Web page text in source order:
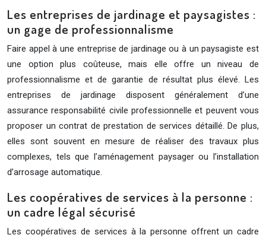
Les entreprises de jardinage et paysagistes :
un gage de professionnalisme
Faire appel à une entreprise de jardinage ou à un paysagiste est
une option plus coûteuse, mais elle offre un niveau de
professionnalisme et de garantie de résultat plus élevé. Les
entreprises de jardinage disposent généralement d’une
assurance responsabilité civile professionnelle et peuvent vous
proposer un contrat de prestation de services détaillé. De plus,
elles sont souvent en mesure de réaliser des travaux plus
complexes, tels que l’aménagement paysager ou l’installation
d’arrosage automatique.
Les coopératives de services à la personne :
un cadre légal sécurisé
Les coopératives de services à la personne offrent un cadre